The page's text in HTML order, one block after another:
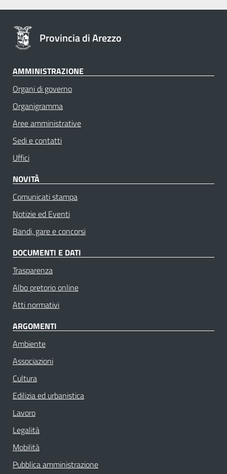
Provincia di Arezzo
AMMINISTRAZIONE
Organi di governo
Organigramma
Aree amministrative
Sedi e contatti
Uffici
NOVITÀ
Comunicati stampa
Notizie ed Eventi
Bandi, gare e concorsi
DOCUMENTI E DATI
Trasparenza
Albo pretorio online
Atti normativi
ARGOMENTI
Ambiente
Associazioni
Cultura
Edilizia ed urbanistica
Lavoro
Legalità
Mobilità
Pubblica amministrazione